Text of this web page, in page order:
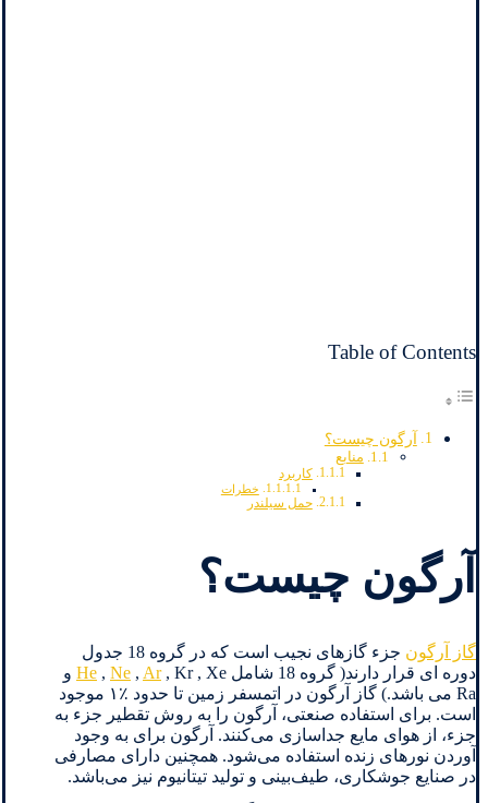
Table of Contents
آرگون چیست؟
منابع
کاربرد
خطرات
حمل سیلندر
آرگون چیست؟
گاز آرگون
جزء گازهای نجیب است که در گروه 18 جدول
دوره ای قرار دارند( گروه 18 شامل
He , Ne , Ar
, Kr , Xe و
Ra می باشد.) گاز آرگون در اتمسفر زمین تا حدود ٪۱ موجود
است. برای استفاده صنعتی، آرگون را به روش تقطیر جزء به
جزء، از هوای مایع جداسازی می‌کنند. آرگون برای به وجود
آوردن نورهای زنده استفاده می‌شود. همچنین دارای مصارفی
در صنایع جوشکاری، طیف‌بینی و تولید تیتانیوم نیز می‌باشد.